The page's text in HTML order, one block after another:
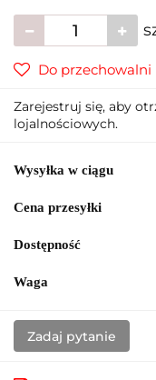
Do przechowalni
Zarejestruj się, aby
lojalnościowych.
Wysyłka w ciągu
Cena przesyłki
Dostępność
Waga
Zadaj pytanie